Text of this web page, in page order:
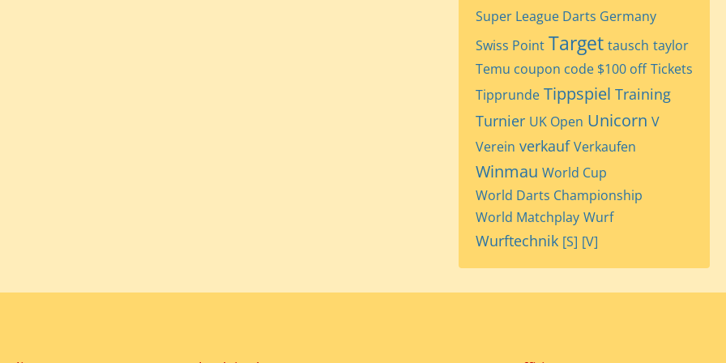
Super League Darts Germany
Swiss Point Target tausch taylor
Temu coupon code $100 off Tickets
Tipprunde Tippspiel Training
Turnier UK Open Unicorn V
Verein verkauf Verkaufen
Winmau World Cup
World Darts Championship
World Matchplay Wurf
Wurftechnik [S] [V]